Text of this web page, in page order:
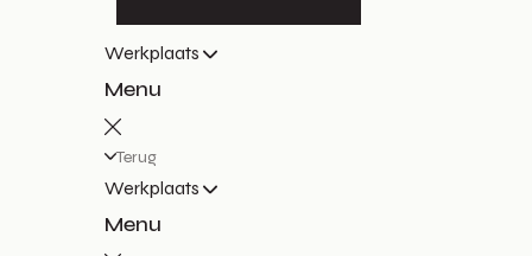
Werkplaats
Menu
Terug
Werkplaats
Menu